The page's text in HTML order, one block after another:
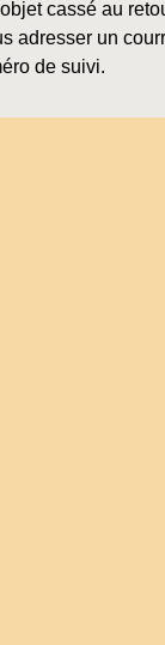
cassé au
adresser un
de suivi.